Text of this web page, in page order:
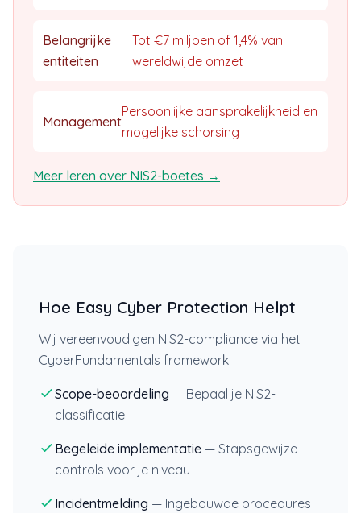
Belangrijke
entiteiten
Tot €7 miljoen of 1,4% van
wereldwijde omzet
Management
Persoonlijke aansprakelijkheid en
mogelijke schorsing
Meer leren over NIS2-boetes →
Hoe Easy Cyber Protection Helpt
Wij vereenvoudigen NIS2-compliance via het
CyberFundamentals framework:
Scope-beoordeling — Bepaal je NIS2-
classificatie
Begeleide implementatie — Stapsgewijze
controls voor je niveau
Incidentmelding — Ingebouwde procedures